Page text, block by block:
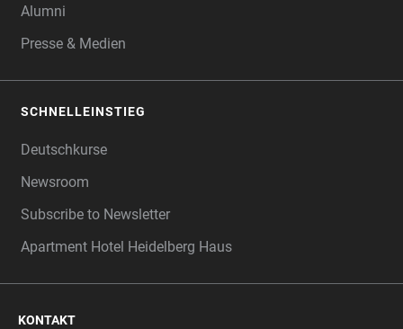
Alumni
Presse & Medien
SCHNELLEINSTIEG
Deutschkurse
Newsroom
Subscribe to Newsletter
Apartment Hotel Heidelberg Haus
KONTAKT